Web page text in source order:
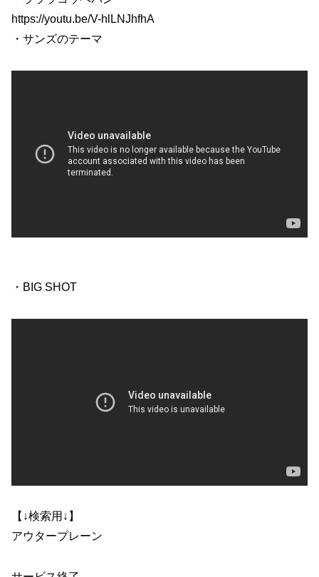
https://youtu.be/V-hlLNJhfhA
・サンズのテーマ
・BIG SHOT
【↓検索用↓】
アウタープレーン